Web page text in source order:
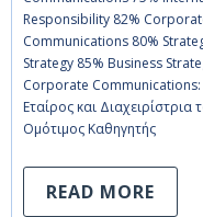
Responsibility 82%
Communications 80%
Strategy 85% Business
Corporate
Εταίρος και
Ομότιμος Καθηγητής
READ MORE